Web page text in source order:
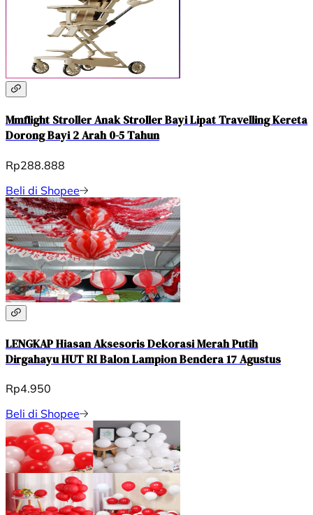
Mmflight Stroller Anak Stroller Bayi Lipat Travelling Kereta
Dorong Bayi 2 Arah 0-5 Tahun
Rp288.888
Beli di Shopee
LENGKAP Hiasan Aksesoris Dekorasi Merah Putih
Dirgahayu HUT RI Balon Lampion Bendera 17 Agustus
Rp4.950
Beli di Shopee